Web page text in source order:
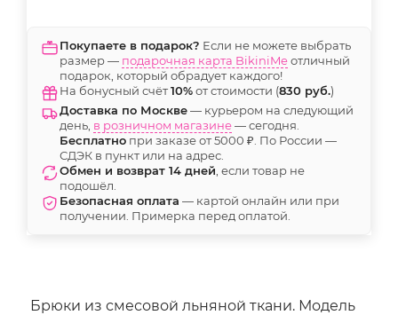
Покупаете в подарок? Если не можете выбрать
размер — подарочная карта BikiniMeотличный
подарок, который обрадует каждого!
На бонусный счёт10%от стоимости (830 руб.)
Доставка по Москве— курьером на следующий
день, в розничном магазине— сегодня.
Бесплатно при заказе от 5000 ₽. По России —
СДЭК в пункт или на адрес.
Обмен и возврат 14 дней , если товар не
подошёл.
Безопасная оплата — картой онлайн или при
получении. Примерка перед оплатой.
Брюки из смесовой льняной ткани. Модель